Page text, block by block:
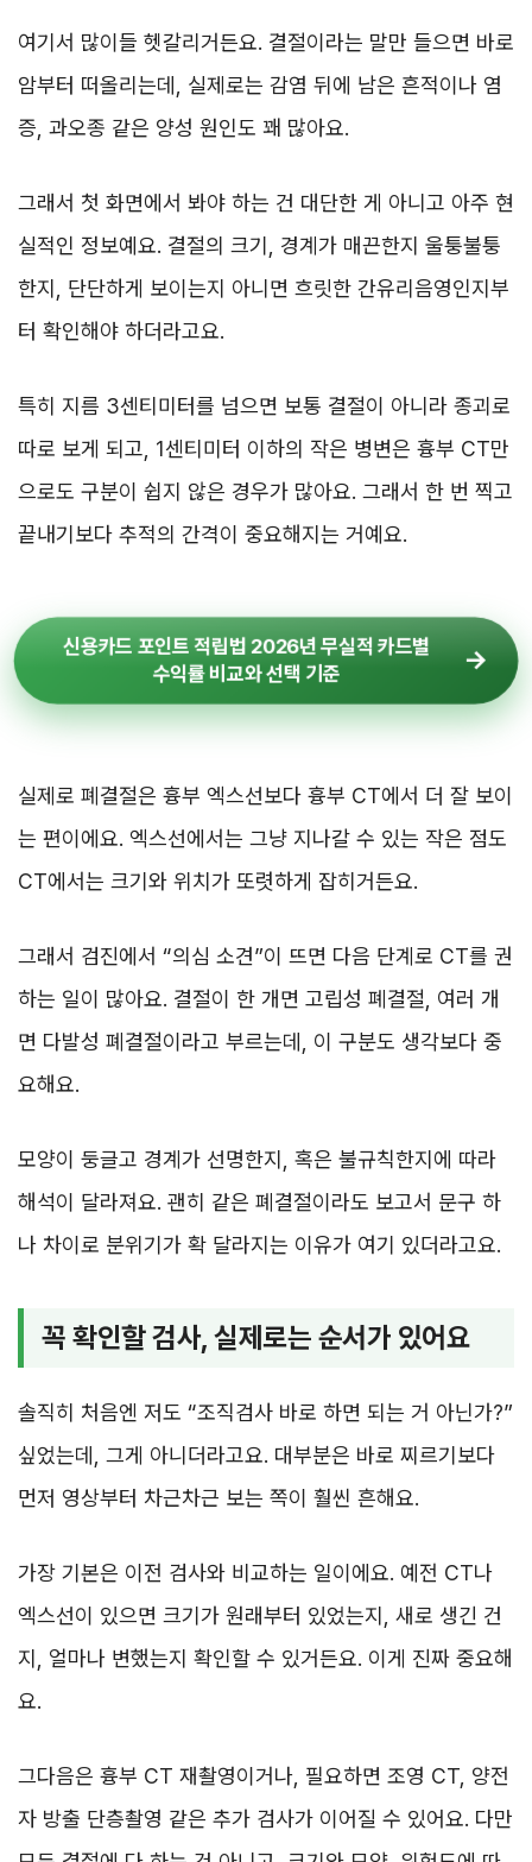
여기서 많이들 헷갈리거든요. 결절이라는 말만 들으면 바로
암부터 떠올리는데, 실제로는 감염 뒤에 남은 흔적이나 염
증, 과오종 같은 양성 원인도 꽤 많아요.
그래서 첫 화면에서 봐야 하는 건 대단한 게 아니고 아주 현
실적인 정보예요. 결절의 크기, 경계가 매끈한지 울퉁불퉁
한지, 단단하게 보이는지 아니면 흐릿한 간유리음영인지부
터 확인해야 하더라고요.
특히 지름 3센티미터를 넘으면 보통 결절이 아니라 종괴로
따로 보게 되고, 1센티미터 이하의 작은 병변은 흉부 CT만
으로도 구분이 쉽지 않은 경우가 많아요. 그래서 한 번 찍고
끝내기보다 추적의 간격이 중요해지는 거예요.
신용카드 포인트 적립법 2026년 무실적 카드별
수익률 비교와 선택 기준
실제로 폐결절은 흉부 엑스선보다 흉부 CT에서 더 잘 보이
는 편이에요. 엑스선에서는 그냥 지나갈 수 있는 작은 점도
CT에서는 크기와 위치가 또렷하게 잡히거든요.
그래서 검진에서 “의심 소견”이 뜨면 다음 단계로 CT를 권
하는 일이 많아요. 결절이 한 개면 고립성 폐결절, 여러 개
면 다발성 폐결절이라고 부르는데, 이 구분도 생각보다 중
요해요.
모양이 둥글고 경계가 선명한지, 혹은 불규칙한지에 따라
해석이 달라져요. 괜히 같은 폐결절이라도 보고서 문구 하
나 차이로 분위기가 확 달라지는 이유가 여기 있더라고요.
꼭 확인할 검사, 실제로는 순서가 있어요
솔직히 처음엔 저도 “조직검사 바로 하면 되는 거 아닌가?”
싶었는데, 그게 아니더라고요. 대부분은 바로 찌르기보다
먼저 영상부터 차근차근 보는 쪽이 훨씬 흔해요.
가장 기본은 이전 검사와 비교하는 일이에요. 예전 CT나
엑스선이 있으면 크기가 원래부터 있었는지, 새로 생긴 건
지, 얼마나 변했는지 확인할 수 있거든요. 이게 진짜 중요해
요.
그다음은 흉부 CT 재촬영이거나, 필요하면 조영 CT, 양전
자 방출 단층촬영 같은 추가 검사가 이어질 수 있어요. 다만